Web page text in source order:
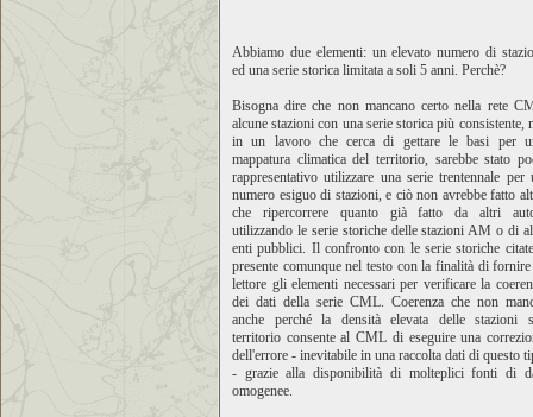
Abbiamo due elementi: un elevato numero di
ed una serie storica limitata a soli 5 anni. Perchè?
Bisogna dire che non mancano certo nella rete
alcune stazioni con una serie storica più consistente,
in un lavoro che cerca di gettare le basi per
mappatura climatica del territorio, sarebbe stato
rappresentativo utilizzare una serie trentennale per
numero esiguo di stazioni, e ciò non avrebbe fatto
che ripercorrere quanto già fatto da altri
utilizzando le serie storiche delle stazioni AM o di
enti pubblici. Il confronto con le serie storiche
presente comunque nel testo con la finalità di
lettore gli elementi necessari per verificare la
dei dati della serie CML. Coerenza che non
anche perché la densità elevata delle stazioni
territorio consente al CML di eseguire una
dell'errore - inevitabile in una raccolta dati di questo
- grazie alla disponibilità di molteplici fonti di
omogenee.